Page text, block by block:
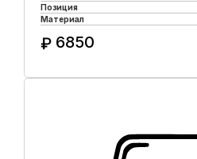
Позиция
Материал
₽ 6850